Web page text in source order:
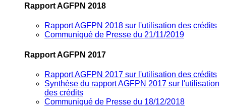
Rapport AGFPN 2018
Rapport AGFPN 2018 sur l'utilisation des crédits
Communiqué de Presse du 21/11/2019
Rapport AGFPN 2017
Rapport AGFPN 2017 sur l'utilisation des crédits
Synthèse du rapport AGFPN 2017 sur l'utilisation
des crédits
Communiqué de Presse du 18/12/2018